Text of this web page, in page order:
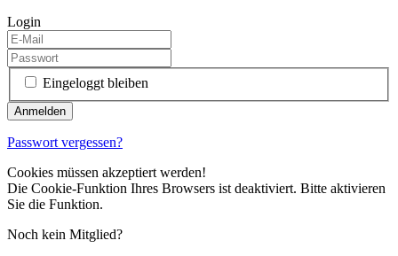
Login
Eingeloggt bleiben
Passwort vergessen?
Cookies müssen akzeptiert werden!
Die Cookie-Funktion Ihres Browsers ist deaktiviert. Bitte aktivieren
Sie die Funktion.
Noch kein Mitglied?